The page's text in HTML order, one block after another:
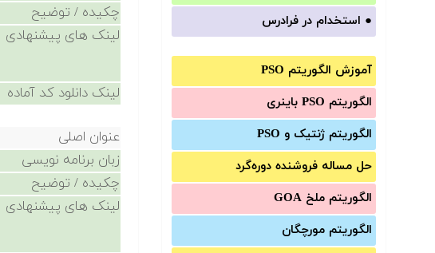
● استخدام در فرادرس
آموزش الگوریتم PSO
الگوریتم PSO باینری
الگوریتم ژنتیک و PSO
حل مساله فروشنده دوره‌گرد
الگوریتم ملخ GOA
الگوریتم مورچگان
چکیده / توضیح
لینک های پیشنهادی
لینک دانلود کد آماده
عنوان اصلی
زبان برنامه نویسی
چکیده / توضیح
لینک های پیشنهادی